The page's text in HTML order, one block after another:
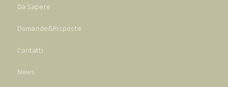
Da Sapere
Domande&Risposte
Contatti
News